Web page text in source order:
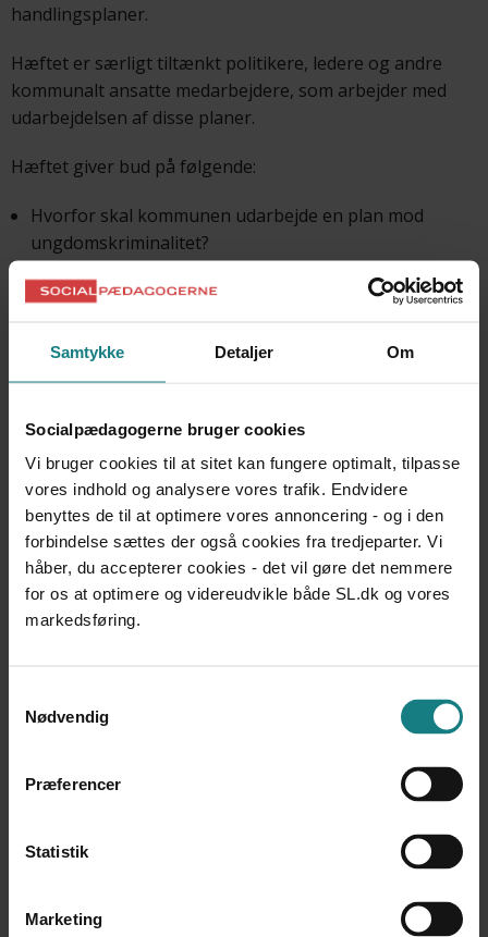
Samtykke Detaljer Om
Socialpædagogerne bruger cookies
Vi bruger cookies til at sitet kan fungere optimalt, tilpasse
vores indhold og analysere vores trafik. Endvidere
benyttes de til at optimere vores annoncering - og i den
forbindelse sættes der også cookies fra tredjeparter. Vi
håber, du accepterer cookies - det vil gøre det nemmere
for os at optimere og videreudvikle både SL.dk og vores
markedsføring.
Nødvendig
Præferencer
Statistik
Marketing
handlingsplaner.
Hæftet er særligt tiltænkt politikere, ledere og andre
kommunalt ansatte medarbejdere, som arbejder med
udarbejdelsen af disse planer.
Hæftet giver bud på følgende:
Hvorfor skal kommunen udarbejde en plan mod
ungdomskriminalitet?
Hvad er vigtigt at være opmærksom på, inden man
går i gang?
Hvordan kan det gøres?
Hvordan kan en færdig plan se ud?
Metode
Hæftet er baseret på viden og forskning på området for
ungdomskriminalitet samt på otte kommuners
erfaringer med udarbejdelsen af planer. Dette er
indhentet blandt andet via telefoninterview med en
kontaktperson fra de pågældende kommuner.